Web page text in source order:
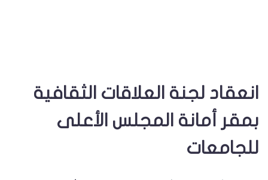
انعقاد لجنة العلاقات الثقافية
بمقر أمانة المجلس الأعلى
للجامعات